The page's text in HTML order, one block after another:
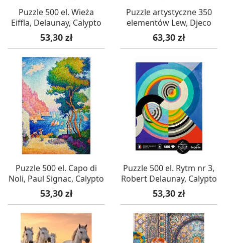
Puzzle 500 el. Wieża
Eiffla, Delaunay, Calypto
Cena
53,30 zł
Puzzle artystyczne 350
elementów Lew, Djeco
Cena
63,30 zł
Puzzle 500 el. Capo di
Noli, Paul Signac, Calypto
Cena
53,30 zł
Puzzle 500 el. Rytm nr 3,
Robert Delaunay, Calypto
Cena
53,30 zł